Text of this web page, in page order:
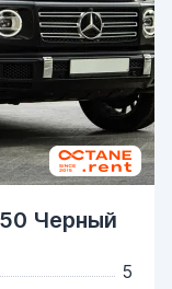
Черный
5